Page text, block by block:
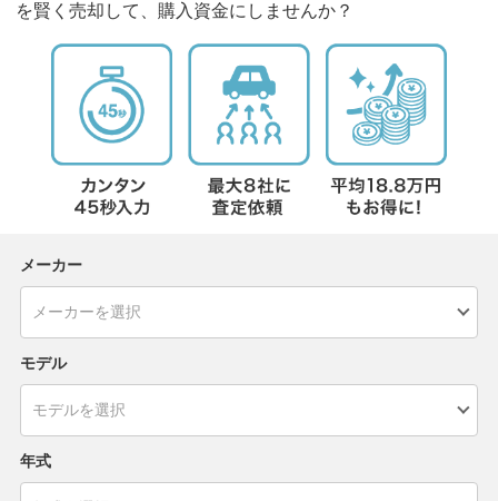
を賢く売却して、購入資金にしませんか？
メーカー
モデル
年式